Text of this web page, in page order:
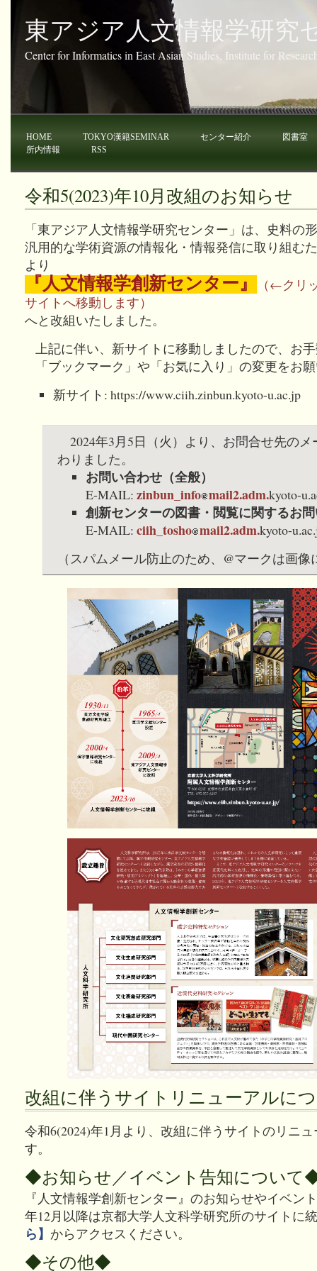
東アジア人文情報学研究
Center for Informatics in East Asian Studies, Institute for
HOME TOKYO漢籍SEMINAR センター紹介
図書室
所内情報
RSS
令和5(2023)年10月改組のお知らせ
「東アジア人文情報学研究センター」は、史料の
汎用的な学術資源の情報化・情報発信に取り組む
より
『人文情報学創新センター』 （←クリ
サイトへ移動します）
へと改組いたしました。
上記に伴い、新サイトに移動しましたので、お
「ブックマーク」や「お気に入り」の変更をお
新サイト: https://www.ciih.zinbun.kyoto-u.ac.jp
2024年3月5日（火）より、お問合せ先の
わりました。
お問い合わせ（全般）
E-MAIL: zinbun_info mail2.adm.kyoto-
創新センターの図書・閲覧に関するお
E-MAIL: ciih_tosho mail2.adm.kyoto-
（スパムメール防止のため、@マークは画
改組に伴うサイトリニューアルに
令和6(2024)年1月より、改組に伴うサイトのリニ
す。
◆お知らせ／イベント告知について
『人文情報学創新センター』のお知らせやイベン
年12月以降は京都大学人文科学研究所のサイトに
ら】 からアクセスください。
◆その他◆